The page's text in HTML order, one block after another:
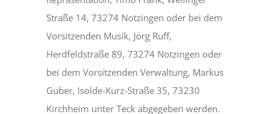
Straße 14, 73274 Notzingen oder bei dem
Vorsitzenden Musik, Jörg Ruff,
Herdfeldstraße 89, 73274 Notzingen oder
bei dem Vorsitzenden Verwaltung, Markus
Guber, Isolde-Kurz-Straße 35, 73230
Kirchheim unter Teck abgegeben werden.